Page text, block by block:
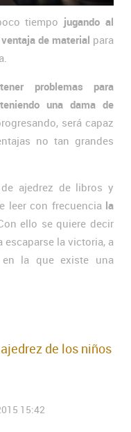
tiempo jugando al
de material para
problemas para
una dama de
será capaz
no tan grandes
ajedrez de libros y
leer con frecuenciala
ello se quiere decir
la victoria, a
en la que existe una
de los niños
15:42